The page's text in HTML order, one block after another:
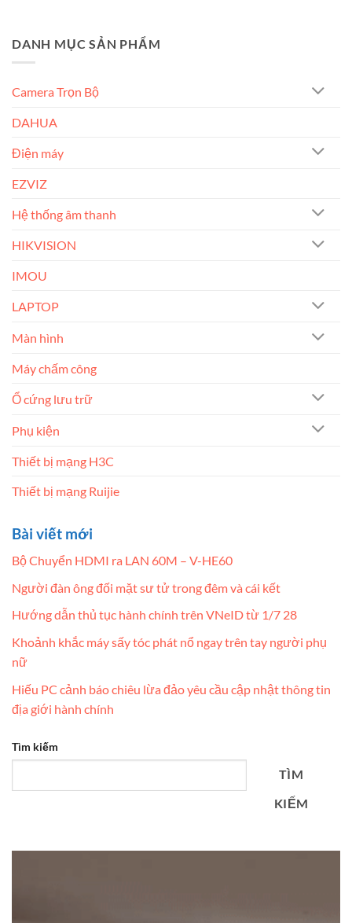
DANH MỤC SẢN PHẨM
Camera Trọn Bộ
DAHUA
Điện máy
EZVIZ
Hệ thống âm thanh
HIKVISION
IMOU
LAPTOP
Màn hình
Máy chấm công
Ổ cứng lưu trữ
Phụ kiện
Thiết bị mạng H3C
Thiết bị mạng Ruijie
Bài viết mới
Bộ Chuyển HDMI ra LAN 60M – V-HE60
Người đàn ông đối mặt sư tử trong đêm và cái kết
Hướng dẫn thủ tục hành chính trên VNeID từ 1/7 28
Khoảnh khắc máy sấy tóc phát nổ ngay trên tay người phụ
nữ
Hiếu PC cảnh báo chiêu lừa đảo yêu cầu cập nhật thông tin
địa giới hành chính
Tìm kiếm
TÌM
KIẾM